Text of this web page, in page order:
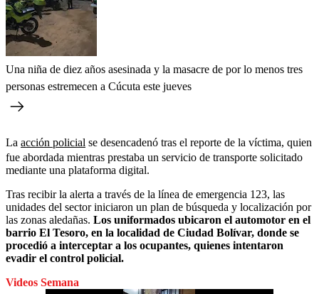
Una niña de diez años asesinada y la masacre de por lo menos tres
personas estremecen a Cúcuta este jueves
La acción policial se desencadenó tras el reporte de la víctima, quien
fue abordada mientras prestaba un servicio de transporte solicitado
mediante una plataforma digital.
Tras recibir la alerta a través de la línea de emergencia 123, las
unidades del sector iniciaron un plan de búsqueda y localización por
las zonas aledañas. Los uniformados ubicaron el automotor en el
barrio El Tesoro, en la localidad de Ciudad Bolívar, donde se
procedió a interceptar a los ocupantes, quienes intentaron
evadir el control policial.
Videos Semana